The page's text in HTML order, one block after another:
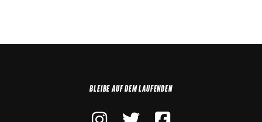
BLEIBE AUF DEM LAUFENDEN